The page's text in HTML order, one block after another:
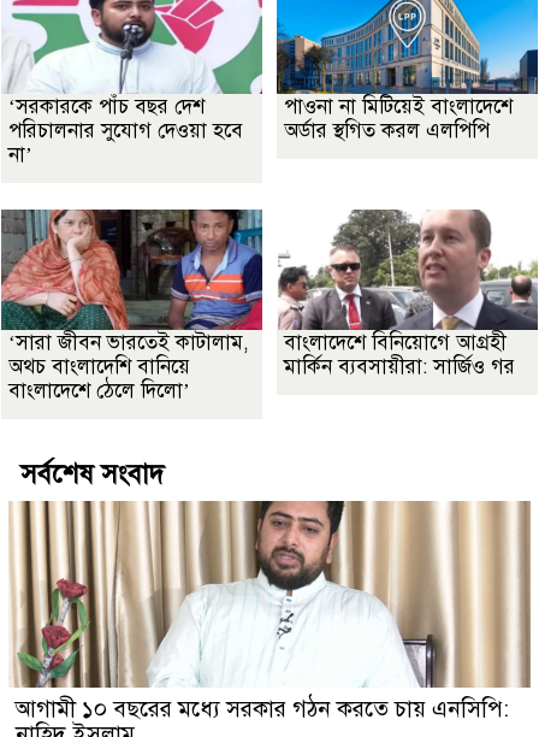
‘সরকারকে পাঁচ বছর দেশ
পরিচালনার সুযোগ দেওয়া হবে
না’
পাওনা না মিটিয়েই বাংলাদেশে
অর্ডার স্থগিত করল এলপিপি
‘সারা জীবন ভারতেই কাটালাম,
অথচ বাংলাদেশি বানিয়ে
বাংলাদেশে ঠেলে দিলো’
বাংলাদেশে বিনিয়োগে আগ্রহী
মার্কিন ব্যবসায়ীরা: সার্জিও গর
সর্বশেষ সংবাদ
আগামী ১০ বছরের মধ্যে সরকার গঠন করতে চায় এনসিপি: